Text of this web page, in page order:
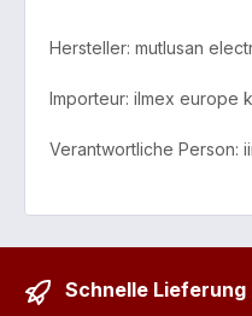
Hersteller: mutlusan
Importeur: ilmex europe
Verantwortliche Person:
Schnelle Lieferung